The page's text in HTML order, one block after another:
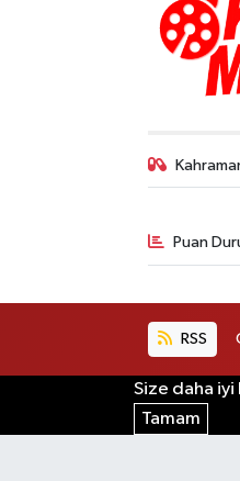
Puan
RSS
Size daha iyi
Tamam